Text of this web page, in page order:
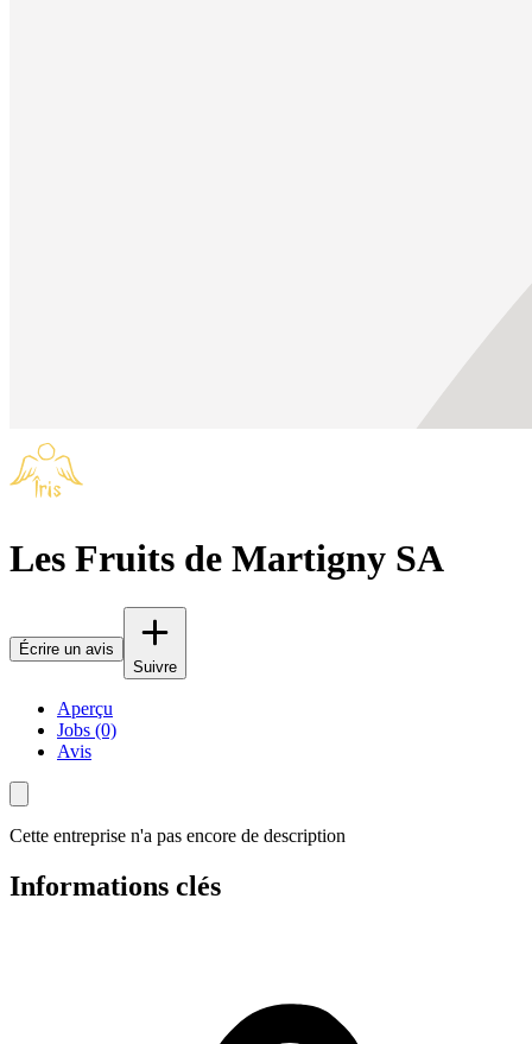
Les Fruits de Martigny SA
Écrire un avis
Suivre
Aperçu
Jobs (0)
Avis
Cette entreprise n'a pas encore de description
Informations clés